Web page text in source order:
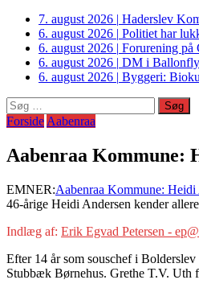
7. august 2026 | Haderslev
6. august 2026 | Politiet har
6. august 2026 | Forurening på
6. august 2026 | DM i
6. august 2026 | Byggeri:
Søg
efter:
Forside Aabenraa
Aabenraa Kommune:
EMNER:Aabenraa Kommune:
46-årige Heidi Andersen kender
Indlæg af: Erik Egvad Petersen -
Efter 14 år som souschef i
Stubbæk Børnehus. Grethe T.V. Uth